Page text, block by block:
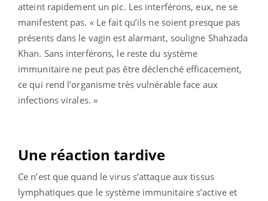
atteint rapidement un pic. Les interférons, eux, ne se
manifestent pas. « Le fait qu’ils ne soient presque pas
présents dans le vagin est alarmant, souligne Shahzada
Khan. Sans interférons, le reste du système
immunitaire ne peut pas être déclenché efficacement,
ce qui rend l’organisme très vulnérable face aux
infections virales. »
Une réaction tardive
Ce n’est que quand le virus s’attaque aux tissus
lymphatiques que le système immunitaire s’active et